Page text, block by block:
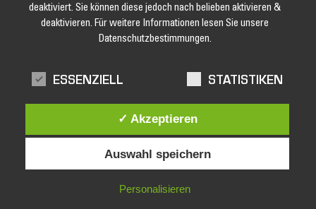
Aktionen mehr verpassen!
deaktiviert. Sie können diese jedoch nach belieben aktivieren &
deaktivieren. Für weitere Informationen lesen Sie unsere
Datenschutzbestimmungen.
ESSENZIELL STATISTIKEN
✓ Akzeptieren
Auswahl speichern
Personalisieren